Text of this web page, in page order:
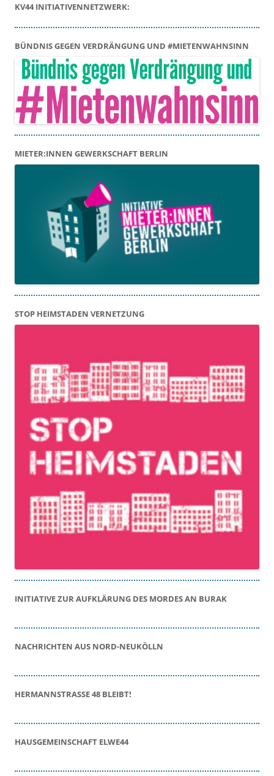
KV44 INITIATIVENNETZWERK:
BÜNDNIS GEGEN VERDRÄNGUNG UND #MIETENWAHNSINN
MIETER:INNEN GEWERKSCHAFT BERLIN
STOP HEIMSTADEN VERNETZUNG
INITIATIVE ZUR AUFKLÄRUNG DES MORDES AN BURAK
NACHRICHTEN AUS NORD-NEUKÖLLN
HERMANNSTRASSE 48 BLEIBT!
HAUSGEMEINSCHAFT ELWE44